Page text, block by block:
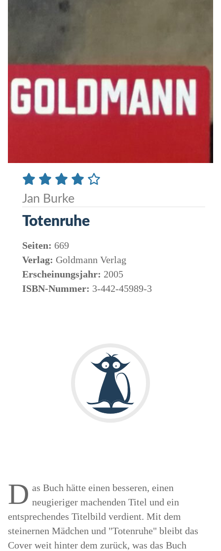
Totenruhe
Jan Burke
Seiten: 669
Verlag: Goldmann Verlag
Erscheinungsjahr: 2005
ISBN-Nummer: 3-442-45989-3
D as Buch hätte einen besseren, einen
neugieriger machenden Titel und ein
entsprechendes Titelbild verdient. Mit dem
steinernen Mädchen und "Totenruhe" bleibt das
Cover weit hinter dem zurück, was das Buch